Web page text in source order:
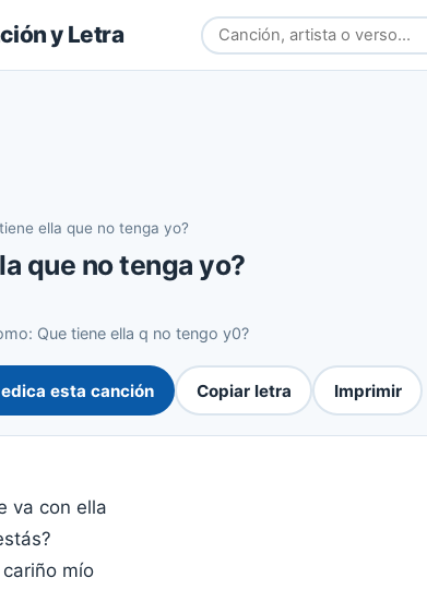
y Letra
ella que no tenga yo?
que no tenga yo?
Que tiene ella q no tengo y0?
esta canción Copiar letra Imprimir
va con ella
mío